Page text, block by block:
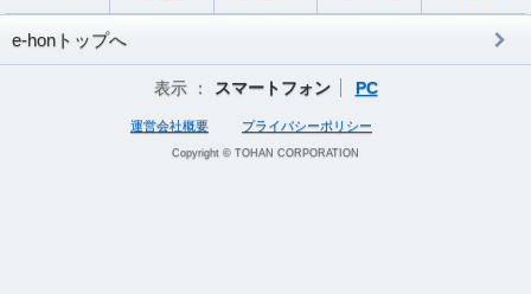
e-honトップへ
表示 ： スマートフォン PC
運営会社概要 プライバシーポリシー
Copyright © TOHAN CORPORATION